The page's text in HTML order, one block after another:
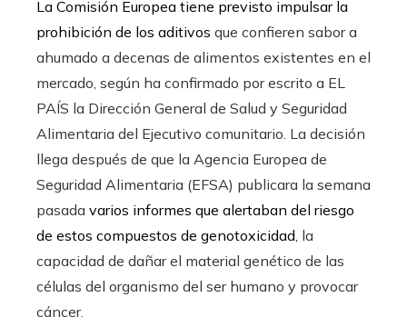
La Comisión Europea tiene previsto impulsar la
prohibición de los aditivos que confieren sabor a
ahumado a decenas de alimentos existentes en el
mercado, según ha confirmado por escrito a EL
PAÍS la Dirección General de Salud y Seguridad
Alimentaria del Ejecutivo comunitario. La decisión
llega después de que la Agencia Europea de
Seguridad Alimentaria (EFSA) publicara la semana
pasada varios informes que alertaban del riesgo
de estos compuestos de genotoxicidad, la
capacidad de dañar el material genético de las
células del organismo del ser humano y provocar
cáncer.